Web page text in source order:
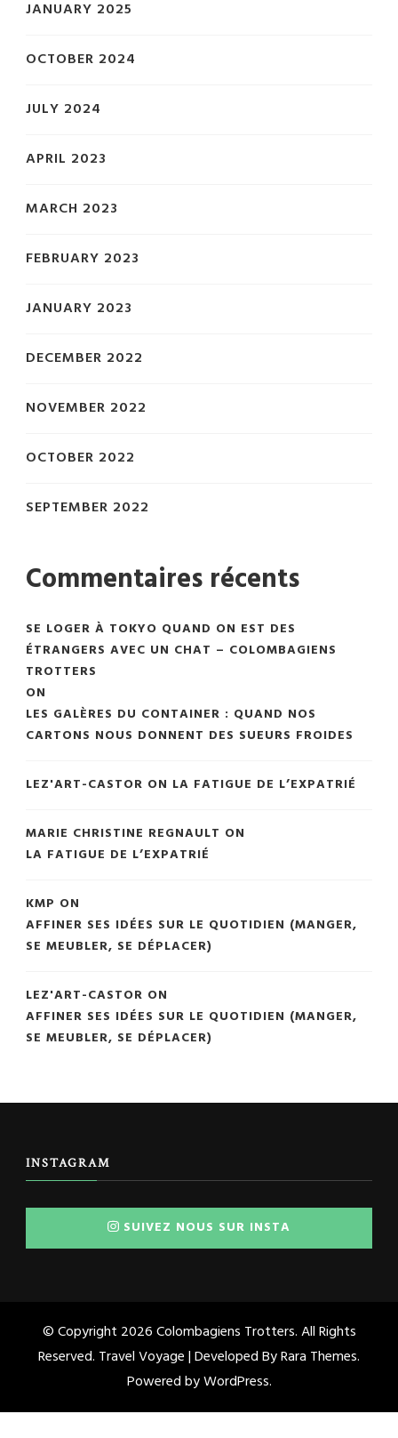
JANUARY 2025
OCTOBER 2024
JULY 2024
APRIL 2023
MARCH 2023
FEBRUARY 2023
JANUARY 2023
DECEMBER 2022
NOVEMBER 2022
OCTOBER 2022
SEPTEMBER 2022
Commentaires récents
SE LOGER À TOKYO QUAND ON EST DES
ÉTRANGERS AVEC UN CHAT – COLOMBAGIENS
TROTTERS
ON
LES GALÈRES DU CONTAINER : QUAND NOS
CARTONS NOUS DONNENT DES SUEURS FROIDES
LEZ'ART-CASTOR ON LA FATIGUE DE L’EXPATRIÉ
MARIE CHRISTINE REGNAULT ON
LA FATIGUE DE L’EXPATRIÉ
KMP ON
AFFINER SES IDÉES SUR LE QUOTIDIEN (MANGER,
SE MEUBLER, SE DÉPLACER)
LEZ'ART-CASTOR ON
AFFINER SES IDÉES SUR LE QUOTIDIEN (MANGER,
SE MEUBLER, SE DÉPLACER)
INSTAGRAM
SUIVEZ NOUS SUR INSTA
© Copyright 2026Colombagiens Trotters. All Rights
Reserved. Travel Voyage | Developed ByRara Themes.
Powered byWordPress.